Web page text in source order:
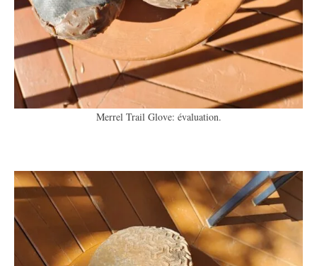
Merrel Trail Glove: évaluation.